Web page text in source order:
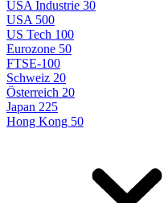
USA Industrie 30
USA 500
US Tech 100
Eurozone 50
FTSE-100
Schweiz 20
Österreich 20
Japan 225
Hong Kong 50